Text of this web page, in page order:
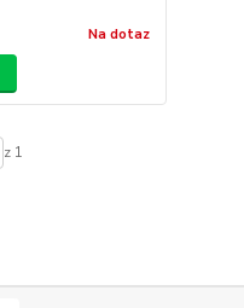
Na dotaz
z 1